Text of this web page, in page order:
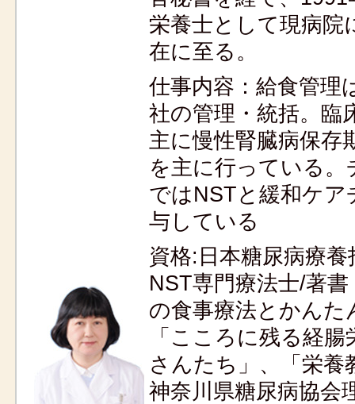
栄養士として現病院
在に至る。
仕事内容：給食管理
社の管理・統括。臨
主に慢性腎臓病保存
を主に行っている。
ではNSTと緩和ケア
与している
資格:日本糖尿病療養
NST専門療法士/著
の食事療法とかんた
「こころに残る経
さんたち」、「栄養
神奈川県糖尿病協会